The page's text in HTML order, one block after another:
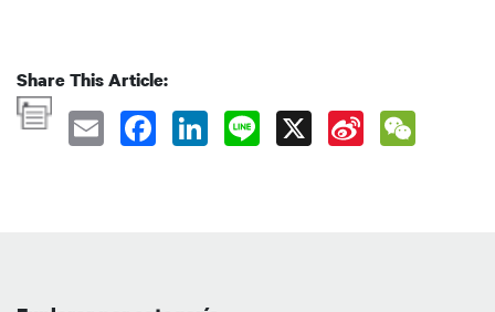
Share This Article: